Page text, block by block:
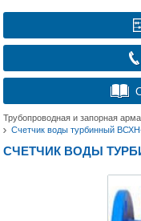
Трубопроводная и запорная
Счетчик воды турбинный
СЧЕТЧИК ВОДЫ